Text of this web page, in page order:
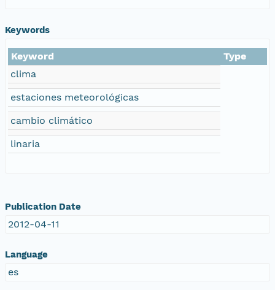
Keywords
Keyword
Type
clima
estaciones meteorológicas
cambio climático
linaria
Publication Date
2012-04-11
Language
es